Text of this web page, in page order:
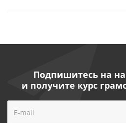
Подпишитесь на
и получите курс